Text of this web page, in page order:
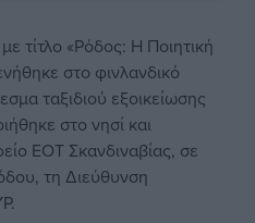
τίτλο «Ρόδος: Η Ποιητική
στο φινλανδικό
ταξιδιού εξοικείωσης
στο νησί και
EOT Σκανδιναβίας, σε
τη Διεύθυνση